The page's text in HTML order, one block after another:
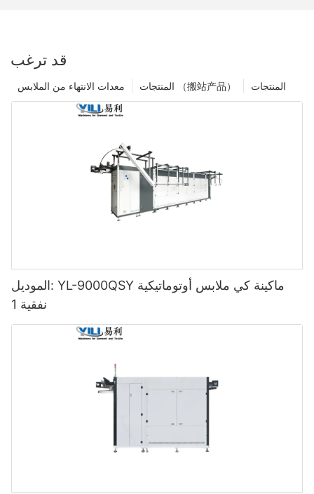
قد ترغب
المنتجات المنتجات （搬站产品） معدات الانتهاء من الملابس
الموديل: YL-9000QSY ماكينة كي ملابس أوتوماتيكية
نفقية 1